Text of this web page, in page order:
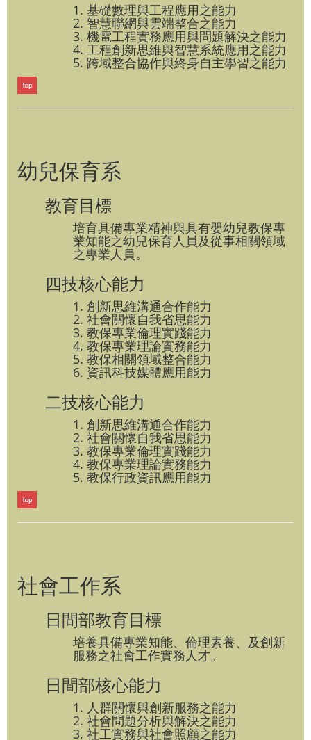
1. 基礎數理與工程應用之能力
2. 智慧聯網與雲端整合之能力
3. 機電工程實務應用與問題解決之能力
4. 工程創新思維與智慧系統應用之能力
5. 跨域整合協作與終身自主學習之能力
幼兒保育系
教育目標
培育具備專業精神與具有嬰幼兒教保專
業知能之幼兒保育人員及從事相關領域
之專業人員。
四技核心能力
1. 創新思維溝通合作能力
2. 社會關懷自我省思能力
3. 教保專業倫理實踐能力
4. 教保專業理論實務能力
5. 教保相關領域整合能力
6. 資訊科技媒體應用能力
二技核心能力
1. 創新思維溝通合作能力
2. 社會關懷自我省思能力
3. 教保專業倫理實踐能力
4. 教保專業理論實務能力
5. 教保行政資訊應用能力
社會工作系
日間部教育目標
培養具備專業知能、倫理素養、及創新
服務之社會工作實務人才。
日間部核心能力
1. 人群關懷與創新服務之能力
2. 社會問題分析與解決之能力
3. 社工實務與社會照顧之能力